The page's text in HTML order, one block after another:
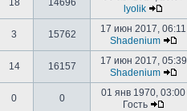
18 14696
lyolik
3 15762
17 июн 2017, 06:11
Shadenium
14 16157
17 июн 2017, 05:39
Shadenium
0 0
01 янв 1970, 03:00
Гость